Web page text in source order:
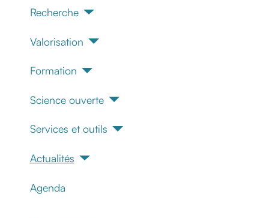
Recherche
Valorisation
Formation
Science ouverte
Services et outils
Actualités
Agenda